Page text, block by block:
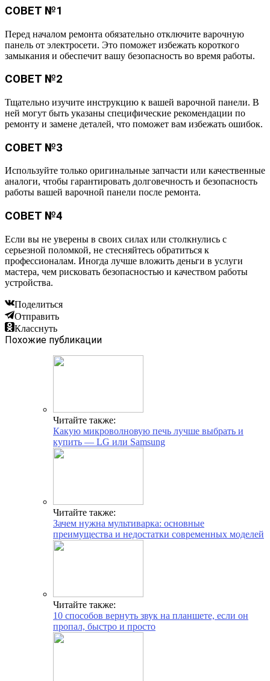
СОВЕТ №1
Перед началом ремонта обязательно отключите варочную
панель от электросети. Это поможет избежать короткого
замыкания и обеспечит вашу безопасность во время работы.
СОВЕТ №2
Тщательно изучите инструкцию к вашей варочной панели. В
ней могут быть указаны специфические рекомендации по
ремонту и замене деталей, что поможет вам избежать ошибок.
СОВЕТ №3
Используйте только оригинальные запчасти или качественные
аналоги, чтобы гарантировать долговечность и безопасность
работы вашей варочной панели после ремонта.
СОВЕТ №4
Если вы не уверены в своих силах или столкнулись с
серьезной поломкой, не стесняйтесь обратиться к
профессионалам. Иногда лучше вложить деньги в услуги
мастера, чем рисковать безопасностью и качеством работы
устройства.
Поделиться
Отправить
Класснуть
Похожие публикации
Читайте также:
Какую микроволновую печь лучше выбрать и
купить — LG или Samsung
Читайте также:
Зачем нужна мультиварка: основные
преимущества и недостатки современных моделей
Читайте также:
10 способов вернуть звук на планшете, если он
пропал, быстро и просто